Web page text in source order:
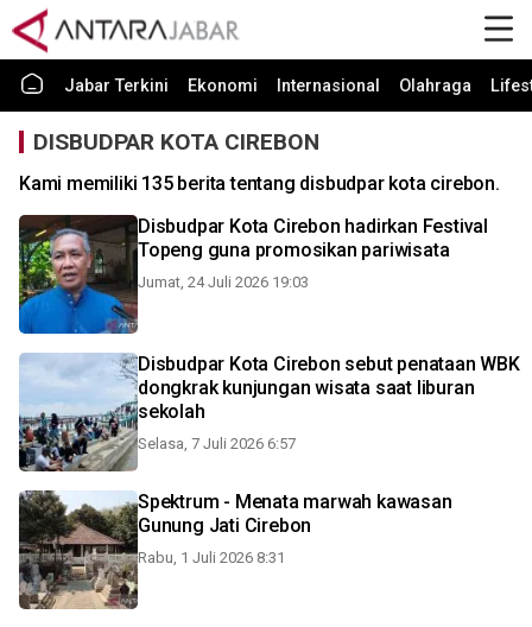
Jabar Terkini Ekonomi Internasional Olahraga
DISBUDPAR KOTA CIREBON
Kami memiliki 135 berita tentang disbudpar kota cirebon.
Disbudpar Kota Cirebon hadirkan Festival
Topeng guna promosikan pariwisata
Jumat, 24 Juli 2026 19:03
Disbudpar Kota Cirebon sebut penataan WBK
dongkrak kunjungan wisata saat liburan
sekolah
Selasa, 7 Juli 2026 6:57
Spektrum - Menata marwah kawasan
Gunung Jati Cirebon
Rabu, 1 Juli 2026 8:31